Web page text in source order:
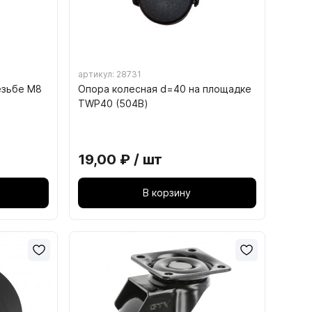
15.1. Каркасы табуретов
15.2. Каркасы стульев
15.4. Сиденья для стульев
M8
артикул: 28731
Опора колесная d=40 на площадке
TWP40 (504В)
19,00 ₽ / шт
В корзину